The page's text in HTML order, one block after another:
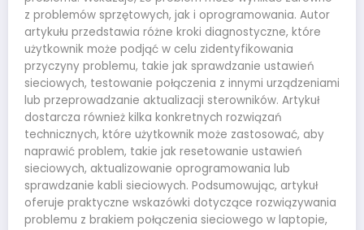
z problemów sprzętowych, jak i oprogramowania. Autor
artykułu przedstawia różne kroki diagnostyczne, które
użytkownik może podjąć w celu zidentyfikowania
przyczyny problemu, takie jak sprawdzanie ustawień
sieciowych, testowanie połączenia z innymi urządzeniami
lub przeprowadzanie aktualizacji sterowników. Artykuł
dostarcza również kilka konkretnych rozwiązań
technicznych, które użytkownik może zastosować, aby
naprawić problem, takie jak resetowanie ustawień
sieciowych, aktualizowanie oprogramowania lub
sprawdzanie kabli sieciowych. Podsumowując, artykuł
oferuje praktyczne wskazówki dotyczące rozwiązywania
problemu z brakiem połączenia sieciowego w laptopie,